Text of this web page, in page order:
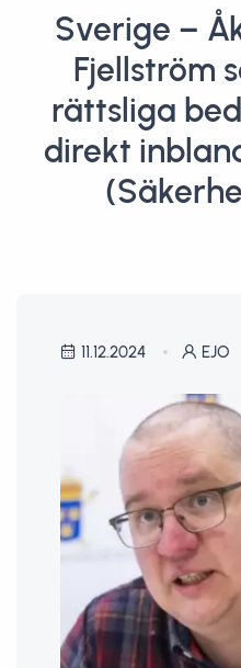
Sverige –
Fjellström
rättsliga
direkt
11.12.2024 EJO